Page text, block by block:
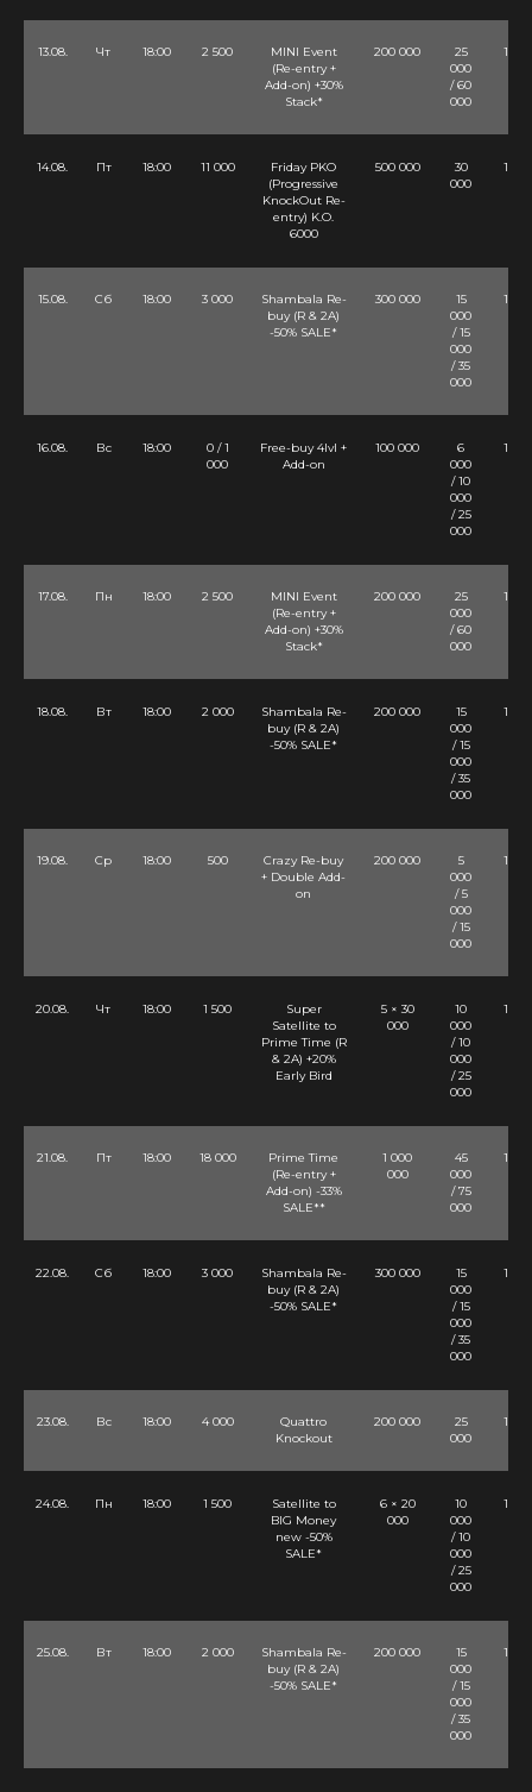
13.08. Чт 18:00 2 500
MINI Event
(Re-entry +
Add-on) +30%
Stack*
200 000
25
000
/ 60
000
10
14.08. Пт 18:00 11 000
Friday PKO
(Progressive
KnockOut Re-
entry) K.O.
6000
500 000
30
000
12
15.08. Сб 18:00 3 000
Shambala Re-
buy (R & 2A)
-50% SALE*
300 000
15
000
/ 15
000
/ 35
000
10
16.08. Вс 18:00
0 / 1
000
Free-buy 4lvl +
Add-on
100 000
6
000
/ 10
000
/ 25
000
10
17.08. Пн 18:00 2 500
MINI Event
(Re-entry +
Add-on) +30%
Stack*
200 000
25
000
/ 60
000
10
18.08. Вт 18:00 2 000
Shambala Re-
buy (R & 2A)
-50% SALE*
200 000
15
000
/ 15
000
/ 35
000
10
19.08. Ср 18:00 500
Crazy Re-buy
+ Double Add-
on
200 000
5
000
/ 5
000
/ 15
000
12
20.08. Чт 18:00 1 500
Super
Satellite to
Prime Time (R
& 2A) +20%
Early Bird
5 × 30
000
10
000
/ 10
000
/ 25
000
10
21.08. Пт 18:00 18 000
Prime Time
(Re-entry +
Add-on) -33%
SALE**
1 000
000
45
000
/ 75
000
12
22.08. Сб 18:00 3 000
Shambala Re-
buy (R & 2A)
-50% SALE*
300 000
15
000
/ 15
000
/ 35
000
10
23.08. Вс 18:00 4 000
Quattro
Knockout
200 000
25
000
12
24.08. Пн 18:00 1 500
Satellite to
BIG Money
new -50%
SALE*
6 × 20
000
10
000
/ 10
000
/ 25
000
10
25.08. Вт 18:00 2 000
Shambala Re-
buy (R & 2A)
-50% SALE*
200 000
15
000
/ 15
000
/ 35
000
10